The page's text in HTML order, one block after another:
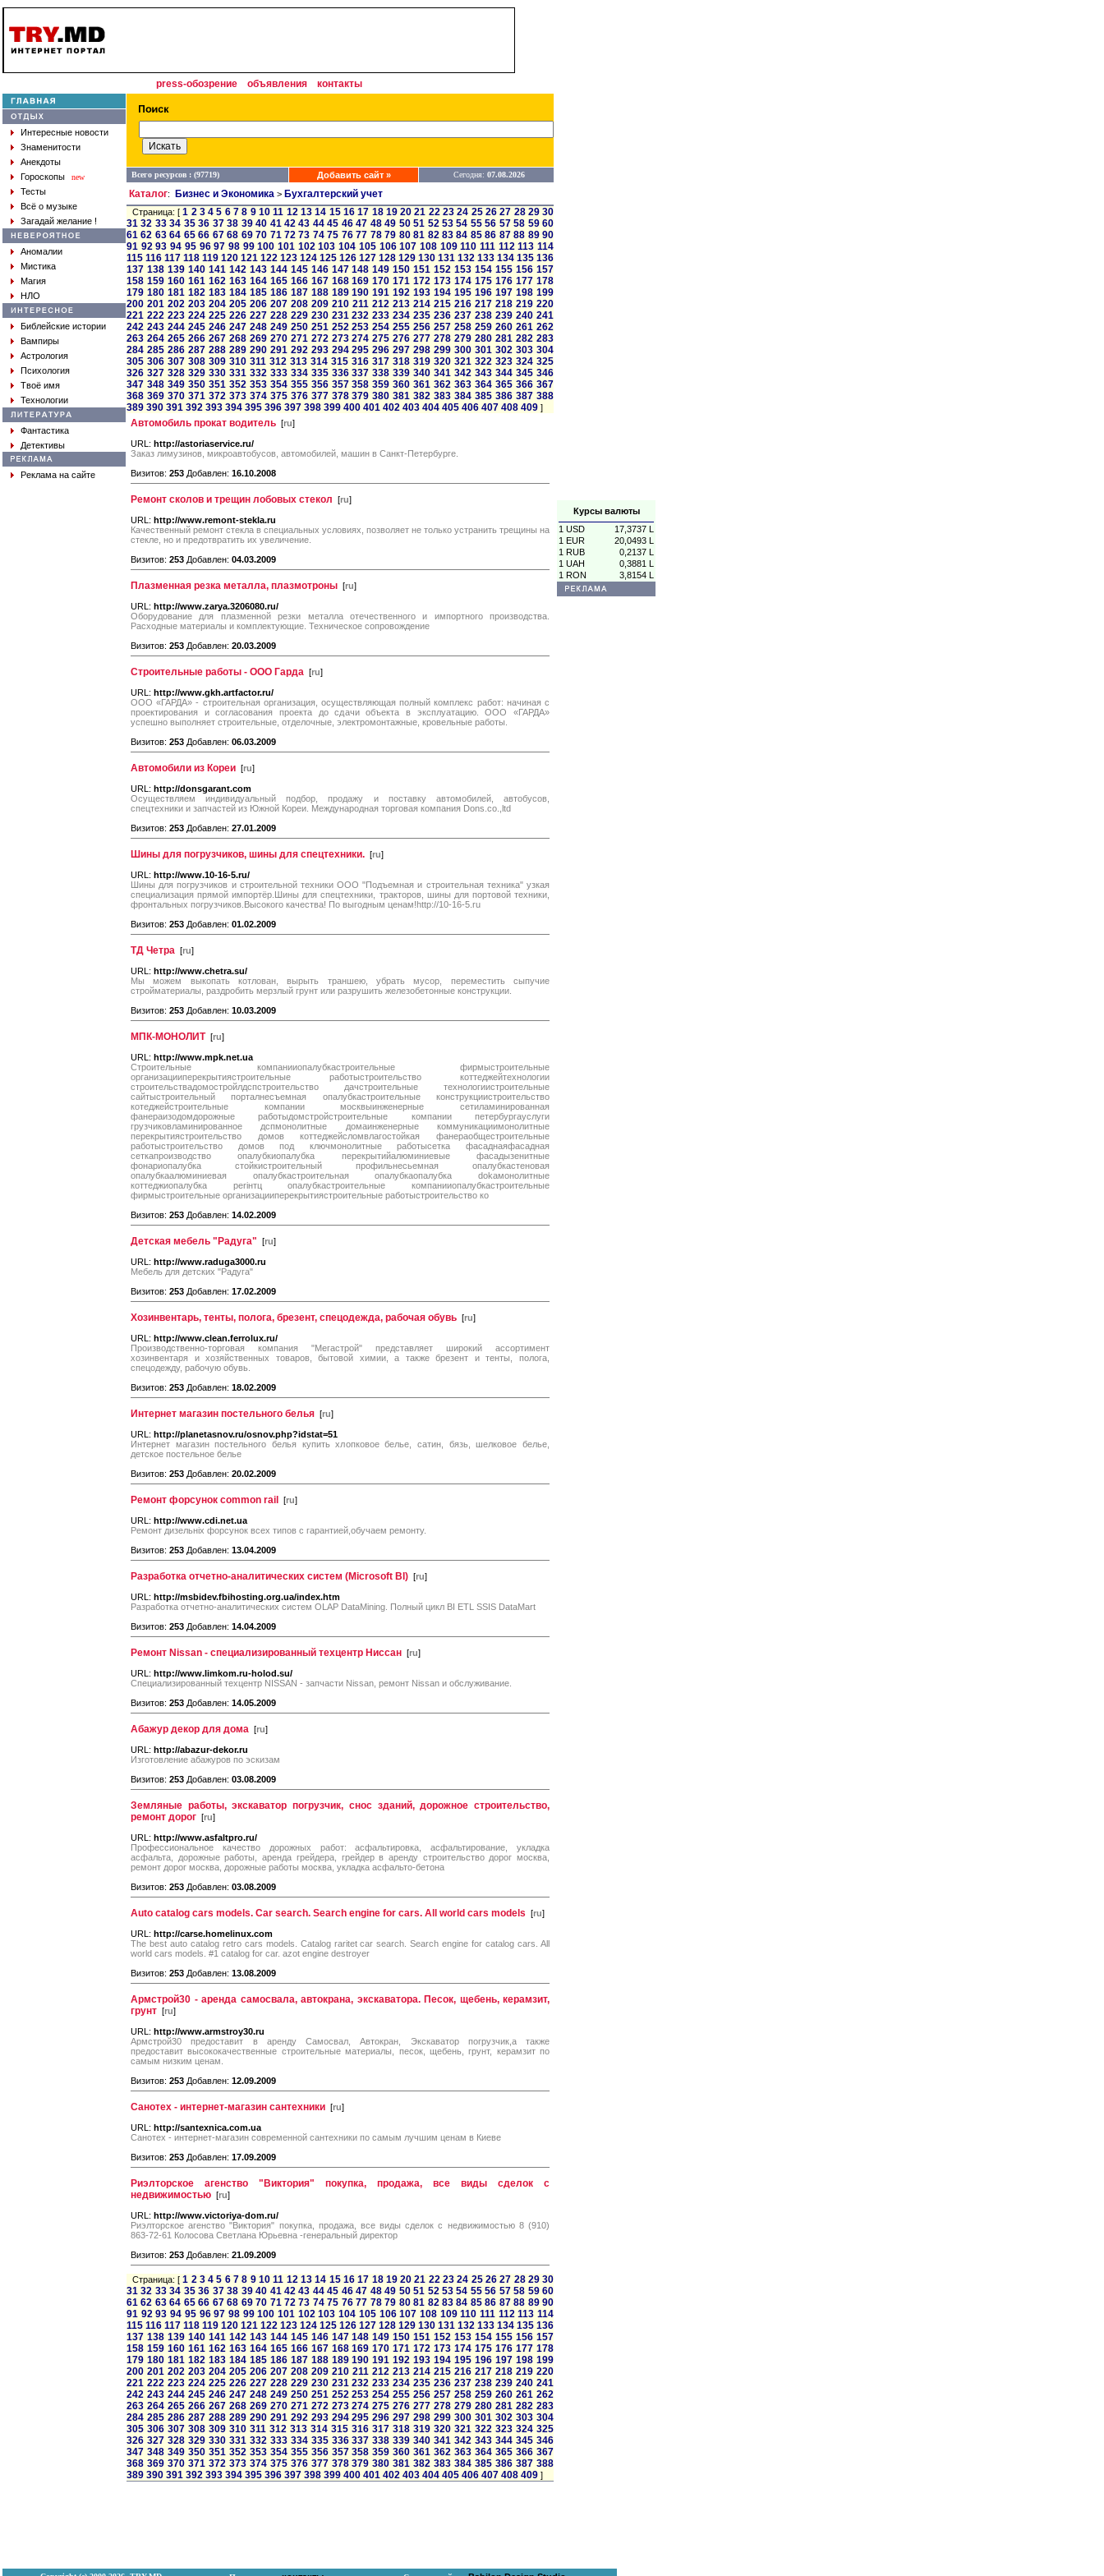
Курсы валюты
1 USD
17,3737 L
1 EUR
20,0493 L
1 RUB
0,2137 L
1 UAH
0,3881 L
1 RON
3,8154 L
press-обозрение объявления контакты
Интересные новости
Знаменитости
Анекдоты
Гороскопы
new
Тесты
Всё о музыке
Загадай желание !
Аномалии
Мистика
Магия
НЛО
Библейские истории
Вампиры
Астрология
Психология
Твоё имя
Технологии
Фантастика
Детективы
Реклама на сайте
Всего ресурсов : (97719) Добавить сайт » Сегодня: 07.08.2026
Каталог: Бизнес и Экономика > Бухгалтерский учет
Страница: [1 2 3 4 5 6 7 8 9 10 11 12 13 14 15 16 17 18 19 20 21 22 23 24 25 26 27 28 29 30
31 32 33 34 35 36 37 38 39 40 41 42 43 44 45 46 47 48 49 50 51 52 53 54 55 56 57 58 59 60
61 62 63 64 65 66 67 68 69 70 71 72 73 74 75 76 77 78 79 80 81 82 83 84 85 86 87 88 89 90
91 92 93 94 95 96 97 98 99 100 101 102 103 104 105 106 107 108 109 110 111 112 113 114
115 116 117 118 119 120 121 122 123 124 125 126 127 128 129 130 131 132 133 134 135 136
137 138 139 140 141 142 143 144 145 146 147 148 149 150 151 152 153 154 155 156 157
158 159 160 161 162 163 164 165 166 167 168 169 170 171 172 173 174 175 176 177 178
179 180 181 182 183 184 185 186 187 188 189 190 191 192 193 194 195 196 197 198 199
200 201 202 203 204 205 206 207 208 209 210 211 212 213 214 215 216 217 218 219 220
221 222 223 224 225 226 227 228 229 230 231 232 233 234 235 236 237 238 239 240 241
242 243 244 245 246 247 248 249 250 251 252 253 254 255 256 257 258 259 260 261 262
263 264 265 266 267 268 269 270 271 272 273 274 275 276 277 278 279 280 281 282 283
284 285 286 287 288 289 290 291 292 293 294 295 296 297 298 299 300 301 302 303 304
305 306 307 308 309 310 311 312 313 314 315 316 317 318 319 320 321 322 323 324 325
326 327 328 329 330 331 332 333 334 335 336 337 338 339 340 341 342 343 344 345 346
347 348 349 350 351 352 353 354 355 356 357 358 359 360 361 362 363 364 365 366 367
368 369 370 371 372 373 374 375 376 377 378 379 380 381 382 383 384 385 386 387 388
389 390 391 392 393 394 395 396 397 398 399 400 401 402 403 404 405 406 407 408 409 ]
Автомобиль прокат водитель [ru]
URL: http://astoriaservice.ru/
Заказ лимузинов, микроавтобусов, автомобилей, машин в Санкт-Петербурге.
Визитов: 253 Добавлен: 16.10.2008
Ремонт сколов и трещин лобовых стекол [ru]
URL: http://www.remont-stekla.ru
Качественный ремонт стекла в специальных условиях, позволяет не только устранить трещины на
стекле, но и предотвратить их увеличение.
Визитов: 253 Добавлен: 04.03.2009
Плазменная резка металла, плазмотроны [ru]
URL: http://www.zarya.3206080.ru/
Оборудование для плазменной резки металла отечественного и импортного производства.
Расходные материалы и комплектующие. Техническое сопровождение
Визитов: 253 Добавлен: 20.03.2009
Строительные работы - ООО Гарда [ru]
URL: http://www.gkh.artfactor.ru/
ООО «ГАРДА» - строительная организация, осуществляющая полный комплекс работ: начиная с
проектирования и согласования проекта до сдачи объекта в эксплуатацию. ООО «ГАРДА»
успешно выполняет строительные, отделочные, электромонтажные, кровельные работы.
Визитов: 253 Добавлен: 06.03.2009
Автомобили из Кореи [ru]
URL: http://donsgarant.com
Осуществляем индивидуальный подбор, продажу и поставку автомобилей, автобусов,
спецтехники и запчастей из Южной Кореи. Международная торговая компания Dons.co.,ltd
Визитов: 253 Добавлен: 27.01.2009
Шины для погрузчиков, шины для спецтехники. [ru]
URL: http://www.10-16-5.ru/
Шины для погрузчиков и строительной техники ООО "Подъемная и строительная техника" узкая
специализация прямой импортёр.Шины для спецтехники, тракторов, шины для портовой техники,
фронтальных погрузчиков.Высокого качества! По выгодным ценам!http://10-16-5.ru
Визитов: 253 Добавлен: 01.02.2009
ТД Четра [ru]
URL: http://www.chetra.su/
Мы можем выкопать котлован, вырыть траншею, убрать мусор, переместить сыпучие
стройматериалы, раздробить мерзлый грунт или разрушить железобетонные конструкции.
Визитов: 253 Добавлен: 10.03.2009
МПК-МОНОЛИТ[ru]
URL: http://www.mpk.net.ua
Строительные компанииопалубкастроительные фирмыстроительные
организацииперекрытиястроительные работыстроительство коттеджейтехнологии
строительствадомостройлдспстроительство дачстроительные технологиистроительные
сайтыстроительный порталнесъемная опалубкастроительные конструкциистроительство
котеджейстроительные компании москвыинженерные сетиламинированная
фанераизодомдорожные работыдомстройстроительные компании петербургауслуги
грузчиковламинированное дспмонолитные домаинженерные коммуникациимонолитные
перекрытиястроительство домов коттеджейсломвлагостойкая фанераобщестроительные
работыстроительство домов под ключмонолитные работысетка фасаднаяфасадная
сеткапроизводство опалубкиопалубка перекрытийалюминиевые фасадызенитные
фонариопалубка стойкистроительный профильнесьемная опалубкастеновая
опалубкаалюминиевая опалубкастроительная опалубкаопалубка dokaмонолитные
коттеджиопалубка periнтц опалубкастроительные компанииопалубкастроительные
фирмыстроительные организацииперекрытиястроительные работыстроительство ко
Визитов: 253 Добавлен: 14.02.2009
Детская мебель "Радуга" [ru]
URL: http://www.raduga3000.ru
Мебель для детских "Радуга"
Визитов: 253 Добавлен: 17.02.2009
Хозинвентарь, тенты, полога, брезент, спецодежда, рабочая обувь [ru]
URL: http://www.clean.ferrolux.ru/
Производственно-торговая компания "Мегастрой" представляет широкий ассортимент
хозинвентаря и хозяйственных товаров, бытовой химии, а также брезент и тенты, полога,
спецодежду, рабочую обувь.
Визитов: 253 Добавлен: 18.02.2009
Интернет магазин постельного белья [ru]
URL: http://planetasnov.ru/osnov.php?idstat=51
Интернет магазин постельного белья купить хлопковое белье, сатин, бязь, шелковое белье,
детское постельное белье
Визитов: 253 Добавлен: 20.02.2009
Ремонт форсунок common rail [ru]
URL: http://www.cdi.net.ua
Ремонт дизельніх форсунок всех типов с гарантией,обучаем ремонту.
Визитов: 253 Добавлен: 13.04.2009
Разработка отчетно-аналитических систем (Microsoft BI) [ru]
URL: http://msbidev.fbihosting.org.ua/index.htm
Разработка отчетно-аналитических систем OLAP DataMining. Полный цикл BI ETL SSIS DataMart
Визитов: 253 Добавлен: 14.04.2009
Ремонт Nissan - специализированный техцентр Ниссан [ru]
URL: http://www.limkom.ru-holod.su/
Специализированный техцентр NISSAN - запчасти Nissan, ремонт Nissan и обслуживание.
Визитов: 253 Добавлен: 14.05.2009
Абажур декор для дома [ru]
URL: http://abazur-dekor.ru
Изготовление абажуров по эскизам
Визитов: 253 Добавлен: 03.08.2009
Земляные работы, экскаватор погрузчик, снос зданий, дорожное строительство,
ремонт дорог [ru]
URL: http://www.asfaltpro.ru/
Профессиональное качество дорожных работ: асфальтировка, асфальтирование, укладка
асфальта, дорожные работы, аренда грейдера, грейдер в аренду строительство дорог москва,
ремонт дорог москва, дорожные работы москва, укладка асфальто-бетона
Визитов: 253 Добавлен: 03.08.2009
Auto catalog cars models. Car search. Search engine for cars. All world cars models [ru]
URL: http://carse.homelinux.com
The best auto catalog retro cars models. Catalog raritet car search. Search engine for catalog cars. All
world cars models. #1 catalog for car. azot engine destroyer
Визитов: 253 Добавлен: 13.08.2009
Армстрой30 - аренда самосвала, автокрана, экскаватора. Песок, щебень, керамзит,
грунт [ru]
URL: http://www.armstroy30.ru
Армстрой30 предоставит в аренду Самосвал, Автокран, Экскаватор погрузчик,а также
предоставит высококачественные строительные материалы, песок, щебень, грунт, керамзит по
самым низким ценам.
Визитов: 253 Добавлен: 12.09.2009
Санотех - интернет-магазин сантехники [ru]
URL: http://santexnica.com.ua
Санотех - интернет-магазин современной сантехники по самым лучшим ценам в Киеве
Визитов: 253 Добавлен: 17.09.2009
Риэлторское агенство "Виктория" покупка, продажа, все виды сделок с
недвижимостью [ru]
URL: http://www.victoriya-dom.ru/
Риэлторское агенство "Виктория" покупка, продажа, все виды сделок с недвижимостью 8 (910)
863-72-61 Колосова Светлана Юрьевна -генеральный директор
Визитов: 253 Добавлен: 21.09.2009
Страница: [1 2 3 4 5 6 7 8 9 10 11 12 13 14 15 16 17 18 19 20 21 22 23 24 25 26 27 28 29 30
31 32 33 34 35 36 37 38 39 40 41 42 43 44 45 46 47 48 49 50 51 52 53 54 55 56 57 58 59 60
61 62 63 64 65 66 67 68 69 70 71 72 73 74 75 76 77 78 79 80 81 82 83 84 85 86 87 88 89 90
91 92 93 94 95 96 97 98 99 100 101 102 103 104 105 106 107 108 109 110 111 112 113 114
115 116 117 118 119 120 121 122 123 124 125 126 127 128 129 130 131 132 133 134 135 136
137 138 139 140 141 142 143 144 145 146 147 148 149 150 151 152 153 154 155 156 157
158 159 160 161 162 163 164 165 166 167 168 169 170 171 172 173 174 175 176 177 178
179 180 181 182 183 184 185 186 187 188 189 190 191 192 193 194 195 196 197 198 199
200 201 202 203 204 205 206 207 208 209 210 211 212 213 214 215 216 217 218 219 220
221 222 223 224 225 226 227 228 229 230 231 232 233 234 235 236 237 238 239 240 241
242 243 244 245 246 247 248 249 250 251 252 253 254 255 256 257 258 259 260 261 262
263 264 265 266 267 268 269 270 271 272 273 274 275 276 277 278 279 280 281 282 283
284 285 286 287 288 289 290 291 292 293 294 295 296 297 298 299 300 301 302 303 304
305 306 307 308 309 310 311 312 313 314 315 316 317 318 319 320 321 322 323 324 325
326 327 328 329 330 331 332 333 334 335 336 337 338 339 340 341 342 343 344 345 346
347 348 349 350 351 352 353 354 355 356 357 358 359 360 361 362 363 364 365 366 367
368 369 370 371 372 373 374 375 376 377 378 379 380 381 382 383 384 385 386 387 388
389 390 391 392 393 394 395 396 397 398 399 400 401 402 403 404 405 406 407 408 409 ]